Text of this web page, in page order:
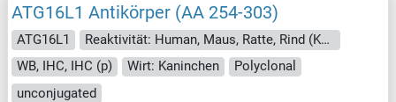
ATG16L1 Antikörper (AA 254-303)
ATG16L1
Reaktivität: Human, Maus, Ratte, Rind (Kuh), Hund, Kaninchen, Pferd, Schwein, Affe, Fledermaus
WB, IHC, IHC (p)
Wirt: Kaninchen
Polyclonal
unconjugated